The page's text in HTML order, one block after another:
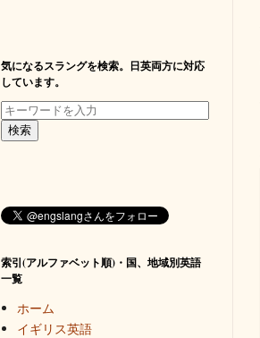
気になるスラングを検索。日英両方に対応
しています。
索引(アルファベット順)・国、地域別英語
一覧
ホーム
イギリス英語